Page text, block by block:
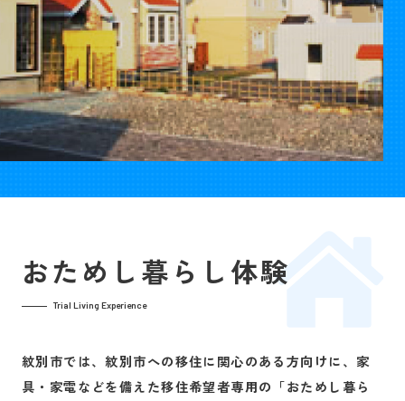
おためし暮らし体験
Trial Living Experience
紋別市では、紋別市への移住に関心のある方向けに、家
具・家電などを備えた移住希望者専用の「おためし暮ら